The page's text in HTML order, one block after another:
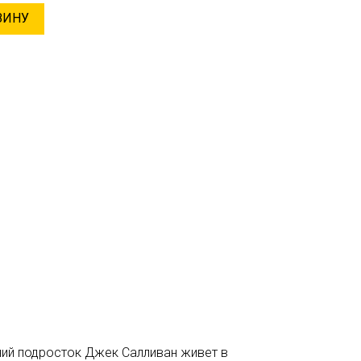
подросток Джек Салливан живет в